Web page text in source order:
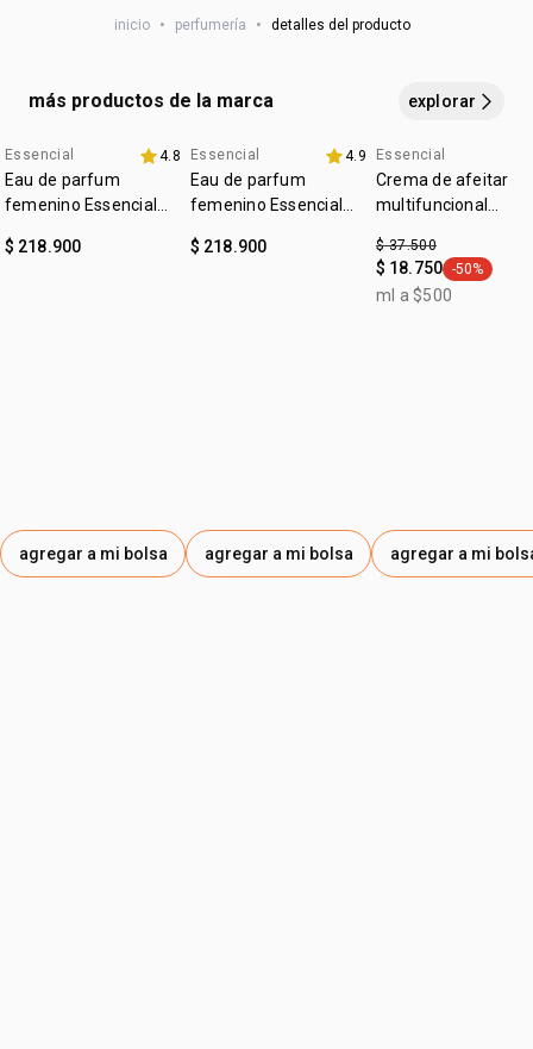
• una combinación que exhala elegancia y fuerza
permitiendo que el aroma se desarrolle a lo largo del día
inicio • perfumería • detalles del producto
más productos de la marca explorar
4u al 40%
Essencial 4.8
Eau de parfum
femenino Essencial
$ 218.900
agregar a mi bolsa
4u al 40%
Essencial 4.9
Eau de parfum
femenino Essencial
$ 218.900
agregar a mi bolsa
outlet
Essencial
Crema de afeitar
multifuncional
$ 37.500
$ 18.750 general.tag
-50%
ml a $500
agregar a mi